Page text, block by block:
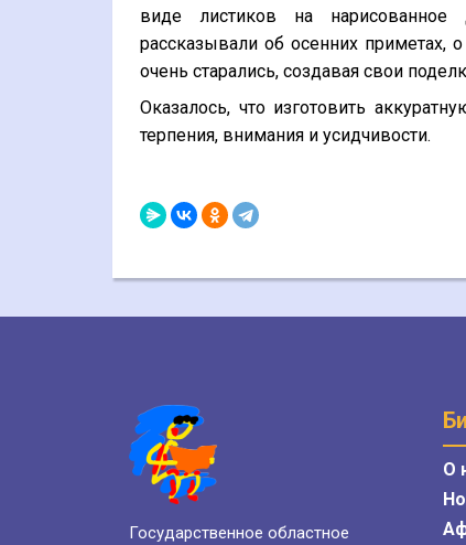
виде листиков на нарисованное
рассказывали об осенних приметах,
очень старались, создавая свои
Оказалось, что изготовить
терпения, внимания и усидчивости.
Государственное областное
О